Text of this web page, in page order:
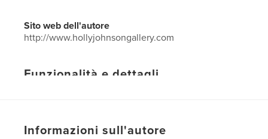
Sito web dell'autore
http://www.hollyjohnsongallery.com
Funzionalità e dettagli
N° di pagine:
Informazioni sull'autore